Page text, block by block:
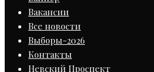
Вакансии
Все новости
Выборы-2026
Контакты
Невский Проспект